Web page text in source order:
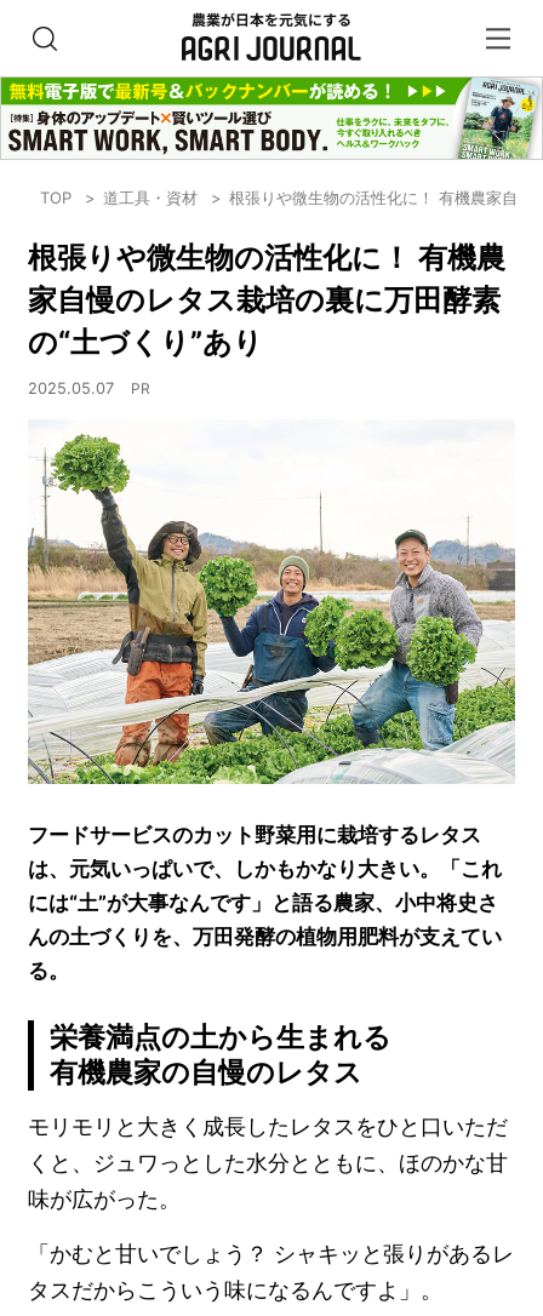
TOP 道工具・資材 根張りや微生物の活性化に！ 有機農家自慢
根張りや微生物の活性化に！ 有機農
家自慢のレタス栽培の裏に万田酵素
の“土づくり”あり
2025.05.07 PR
フードサービスのカット野菜用に栽培するレタス
は、元気いっぱいで、しかもかなり大きい。「これ
には“土”が大事なんです」と語る農家、小中将史さ
んの土づくりを、万田発酵の植物用肥料が支えてい
る。
栄養満点の土から生まれる
有機農家の自慢のレタス
モリモリと大きく成長したレタスをひと口いただ
くと、ジュワっとした水分とともに、ほのかな甘
味が広がった。
「かむと甘いでしょう？ シャキッと張りがあるレ
タスだからこういう味になるんですよ」。